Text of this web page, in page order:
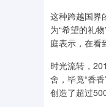
这种跨越国界
为“希望的礼
庭表示，在看
时光流转，
舍，毕竟“香
创造了超过